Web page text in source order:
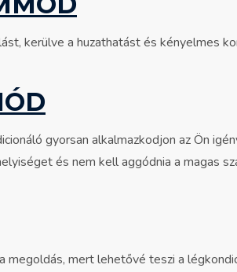
kerülve a huzathatást és kényelmes
gyorsan alkalmazkodjon az Ön
és nem kell aggódnia a magas
megoldás, mert lehetővé teszi a